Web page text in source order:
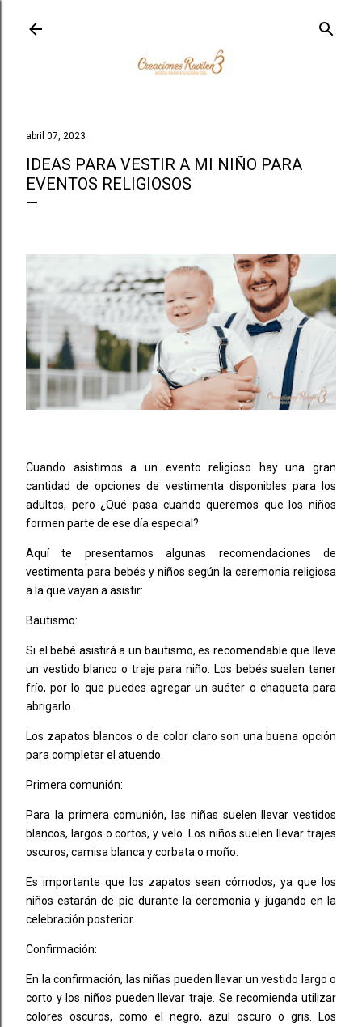
abril 07, 2023
IDEAS PARA VESTIR A MI NIÑO PARA
EVENTOS RELIGIOSOS
Cuando asistimos a un evento religioso hay una gran
cantidad de opciones de vestimenta disponibles para los
adultos, pero ¿Qué pasa cuando queremos que los niños
formen parte de ese día especial?
Aquí te presentamos algunas recomendaciones de
vestimenta para bebés y niños según la ceremonia religiosa
a la que vayan a asistir:
Bautismo:
Si el bebé asistirá a un bautismo, es recomendable que lleve
un vestido blanco o traje para niño. Los bebés suelen tener
frío, por lo que puedes agregar un suéter o chaqueta para
abrigarlo.
Los zapatos blancos o de color claro son una buena opción
para completar el atuendo.
Primera comunión:
Para la primera comunión, las niñas suelen llevar vestidos
blancos, largos o cortos, y velo. Los niños suelen llevar trajes
oscuros, camisa blanca y corbata o moño.
Es importante que los zapatos sean cómodos, ya que los
niños estarán de pie durante la ceremonia y jugando en la
celebración posterior.
Confirmación:
En la confirmación, las niñas pueden llevar un vestido largo o
corto y los niños pueden llevar traje. Se recomienda utilizar
colores oscuros, como el negro, azul oscuro o gris. Los